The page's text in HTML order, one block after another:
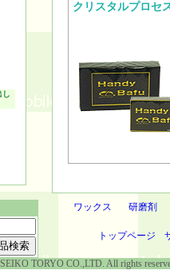
クリスタルプロ
ワックス 研磨剤
トップページ
し
TORYO CO.,LTD. All rights